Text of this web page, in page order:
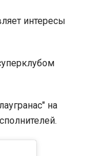
интересы
на